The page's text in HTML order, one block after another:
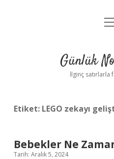
Yasal
Günlük
İlginç satırlarla
Etiket: LEGO zekayı
Bebekler Ne
Tarih: Aralık 5, 2024